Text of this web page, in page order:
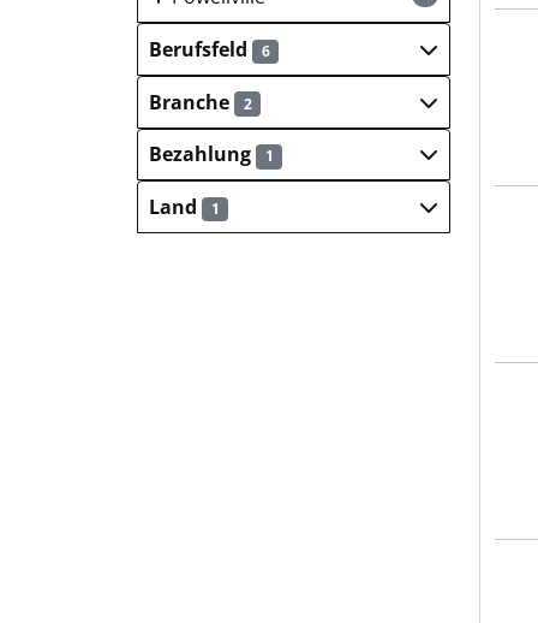
Berufsfeld
6
Branche 2
Bezahlung 1
Land 1